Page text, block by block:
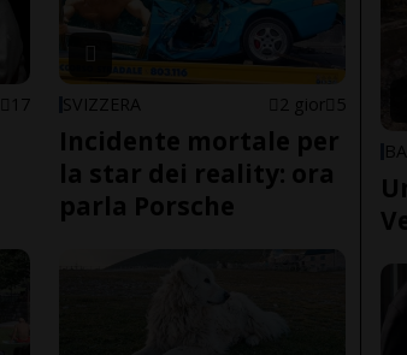
17 SVIZZERA 2 gior 5
Incidente mortale per
la star dei reality: ora
parla Porsche